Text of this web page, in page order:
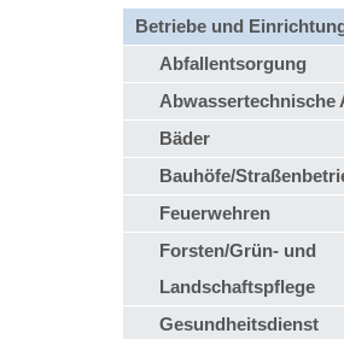
Betriebe und
Abfallentsorgung
Abwassertechnische
Bäder
Bauhöfe/
Feuerwehren
Forsten/Grün- und
Landschaftspflege
Gesundheitsdienst